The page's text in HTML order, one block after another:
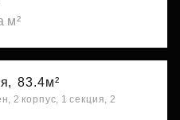
м²
83.4м²
2 корпус, 1 секция, 2